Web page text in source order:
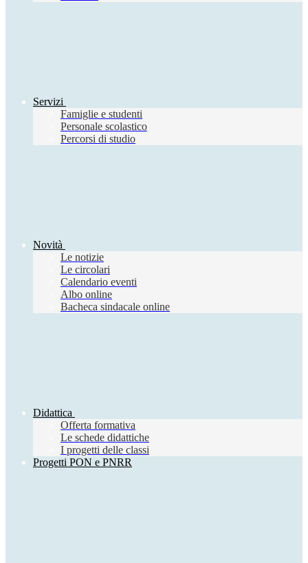
Servizi
Famiglie e studenti
Personale scolastico
Percorsi di studio
Novità
Le notizie
Le circolari
Calendario eventi
Albo online
Bacheca sindacale online
Didattica
Offerta formativa
Le schede didattiche
I progetti delle classi
Progetti PON e PNRR